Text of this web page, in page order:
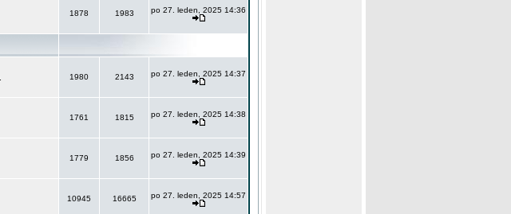
1878 1983 po 27. leden, 2025 14:36
1980 2143 po 27. leden, 2025 14:37
1761 1815 po 27. leden, 2025 14:38
1779 1856 po 27. leden, 2025 14:39
10945 16665 po 27. leden, 2025 14:57